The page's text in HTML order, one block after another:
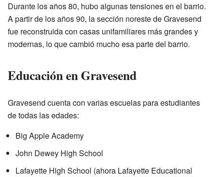
Durante los años 80, hubo algunas tensiones en el barrio.
A partir de los años 90, la sección noreste de Gravesend
fue reconstruida con casas unifamiliares más grandes y
modernas, lo que cambió mucho esa parte del barrio.
Educación en Gravesend
Gravesend cuenta con varias escuelas para estudiantes
de todas las edades:
Big Apple Academy
John Dewey High School
Lafayette High School (ahora Lafayette Educational